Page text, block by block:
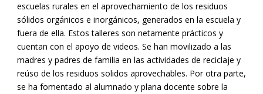
escuelas rurales en el aprovechamiento de los residuos
sólidos orgánicos e inorgánicos, generados en la escuela y
fuera de ella. Estos talleres son netamente prácticos y
cuentan con el apoyo de videos. Se han movilizado a las
madres y padres de familia en las actividades de reciclaje y
reúso de los residuos solidos aprovechables. Por otra parte,
se ha fomentado al alumnado y plana docente sobre la